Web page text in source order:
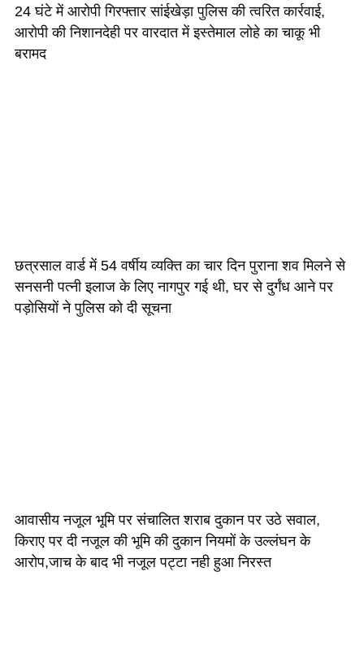
24 घंटे में आरोपी गिरफ्तार सांईखेड़ा पुलिस की त्वरित कार्रवाई,
आरोपी की निशानदेही पर वारदात में इस्तेमाल लोहे का चाकू भी
बरामद
छत्रसाल वार्ड में 54 वर्षीय व्यक्ति का चार दिन पुराना शव मिलने से
सनसनी पत्नी इलाज के लिए नागपुर गई थी, घर से दुर्गंध आने पर
पड़ोसियों ने पुलिस को दी सूचना
आवासीय नजूल भूमि पर संचालित शराब दुकान पर उठे सवाल,
किराए पर दी नजूल की भूमि की दुकान नियमों के उल्लंघन के
आरोप,जाच के बाद भी नजूल पट्टा नही हुआ निरस्त